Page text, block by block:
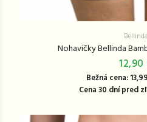
Bellinda
Nohavičky Bellinda
Bežná cena:
Cena 30 dní pred